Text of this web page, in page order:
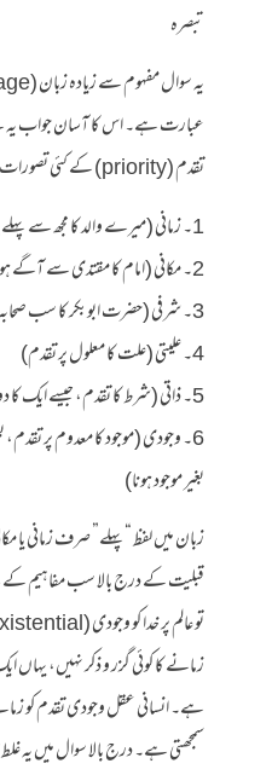
تبصرہ
عبارت ہے۔ اس کا آسان جواب یہ
تقدم (priority) کے کئی تصورات ہیں، مثلا:
1۔ زمانی (میرے والد کا مجھ سے پہلے پیدا ہونا)
2۔ مکانی (امام کا مقتدی سے آگے ہونا)
3۔ شرفی (حضرت ابوبکر کا سب صحابہ میں افضل ہونا)
4۔ علیتی (علت کا معلول پر تقدم)
5۔ ذاتی (شرط کا تقدم، جیسے ایک کا دو سے مقدم ہونا)
6۔ وجودی (موجود کا معدوم پر
بغیر موجود ہونا)
زبان میں لفظ “پہلے” صرف زمانی یا
قبلیت کے درج بالا سب مفاہیم کے
زمانے کا کوئی گزر و ذکر نہیں، یہاں
ہے۔ انسانی عقل وجودی تقدم کو
سمجھتی ہے۔ درج بالا سوال میں